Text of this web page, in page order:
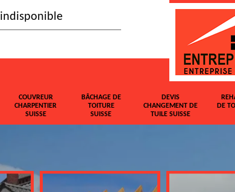
indisponible
COUVREUR
CHARPENTIER
SUISSE
BÂCHAGE DE
TOITURE
SUISSE
DEVIS
CHANGEMENT DE
TUILE SUISSE
DE